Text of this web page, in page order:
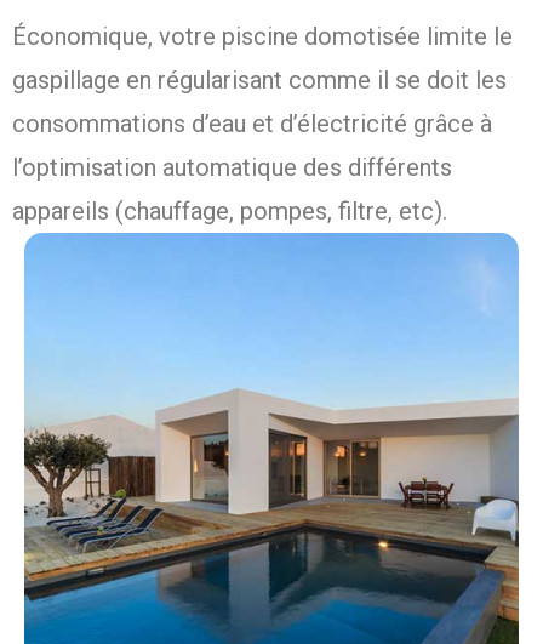
Économique, votre piscine domotisée limite le
gaspillage en régularisant comme il se doit les
consommations d’eau et d’électricité grâce à
l’optimisation automatique des différents
appareils (chauffage, pompes, filtre, etc).